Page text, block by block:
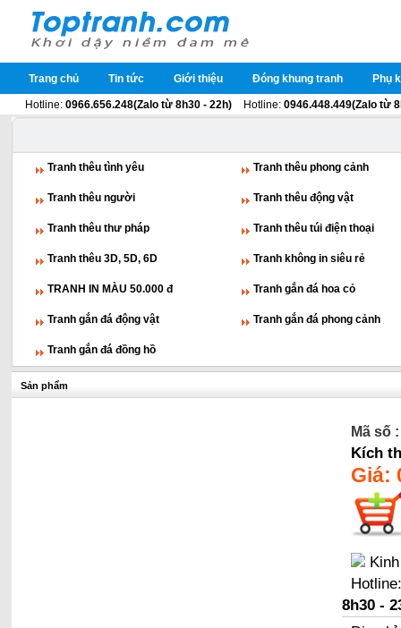
Trang chủ Tin tức Giới thiệu Đóng khung tranh Phụ
Hotline:0966.656.248(Zalo từ 8h30 - 22h) Hotline:0946.448.449(Zalo từ
Tranh thêu tình yêu Tranh thêu phong cảnh
Tranh thêu người Tranh thêu động vật
Tranh thêu thư pháp Tranh thêu túi điện thoại
Tranh thêu 3D, 5D, 6D Tranh không in siêu rẻ
TRANH IN MÀU 50.000 đ Tranh gắn đá hoa cỏ
Tranh gắn đá động vật Tranh gắn đá phong cảnh
Tranh gắn đá đồng hồ
Sản phẩm
Mã số :
Kích
Giá:
8h30 -